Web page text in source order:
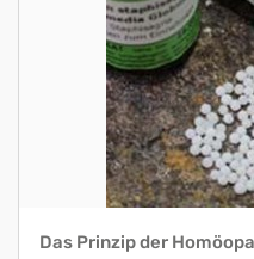
Das Prinzip der